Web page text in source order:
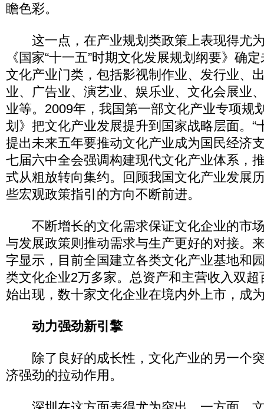
瞻色彩。
这一点，在产业规划类政策上表现得尤
《国家“十一五”时期文化发展规划纲要》确
文化产业门类，包括影视制作业、发行业、
业、广告业、演艺业、娱乐业、文化会展业
业等。2009年，我国第一部文化产业专项规
划》把文化产业发展提升到国家战略层面。“
提出未来五年要推动文化产业成为国民经济
七届六中全会强调构建现代文化产业体系，
式从粗放转向集约。回顾我国文化产业发展
些宏观政策指引的方向不断前进。
不断增长的文化需求保证文化企业的市
与发展政策则推动需求与生产更好的对接。
字显示，目前全国建立各类文化产业基地和
类文化企业2万多家。总资产和主营收入双
始出现，数十家文化企业在境内外上市，成
动力强劲新引擎
除了良好的成长性，文化产业的另一个
济强劲的拉动作用。